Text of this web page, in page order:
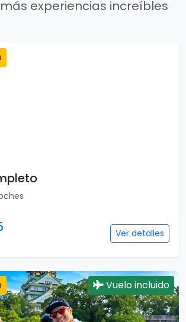
experiencias increíbles
Ver detalles
Vuelo incluido